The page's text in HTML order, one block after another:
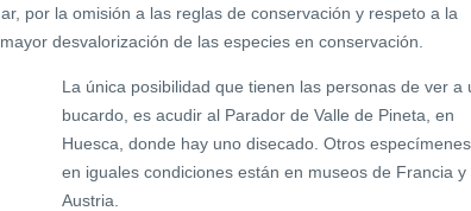
por la omisión a las reglas de conservación y respeto a la
desvalorización de las especies en conservación.
La única posibilidad que tienen las personas de ver a
bucardo, es acudir al Parador de Valle de Pineta, en
Huesca, donde hay uno disecado. Otros especímenes
en iguales condiciones están en museos de Francia y
Austria.